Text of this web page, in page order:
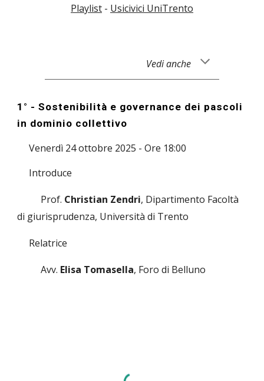
Playlist - Usicivici UniTrento
Vedi anche
1° - Sostenibilità e governance dei pascoli
in dominio collettivo
Venerdì 24 ottobre 2025 - Ore 18:00
Introduce
Prof. Christian Zendri, Dipartimento Facoltà
di giurisprudenza, Università di Trento
Relatrice
Avv. Elisa Tomasella, Foro di Belluno